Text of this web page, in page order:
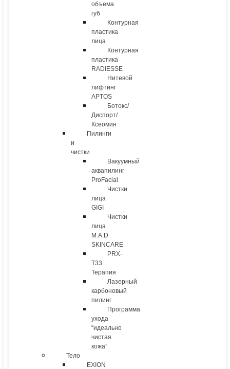
объема
губ
Контурная
пластика
лица
Контурная
пластика
RADIESSE
Нитевой
лифтинг
APTOS
Ботокс/
Диспорт/
Ксеомин
Пилинги
и
чистки
Вакуумный
аквапилинг
ProFacial
Чистки
лица
GIGI
Чистки
лица
M.A.D
SKINCARE
PRX-
T33
Терапия
Лазерный
карбоновый
пилинг
Программа
ухода
“идеально
чистая
кожа”
Тело
EXION